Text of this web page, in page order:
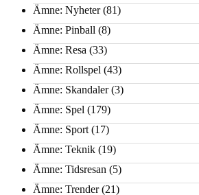
Ämne: Nyheter(81)
Ämne: Pinball (8)
Ämne: Resa (33)
Ämne: Rollspel (43)
Ämne: Skandaler(3)
Ämne: Spel (179)
Ämne: Sport (17)
Ämne: Teknik (19)
Ämne: Tidsresan (5)
Ämne: Trender(21)